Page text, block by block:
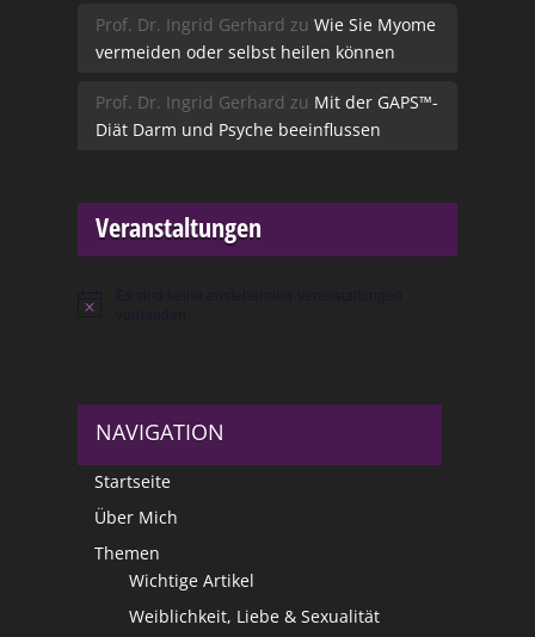
Prof. Dr. Ingrid Gerhard zu Wie Sie Myome
vermeiden oder selbst heilen können
Prof. Dr. Ingrid Gerhard zu Mit der GAPS™-
Diät Darm und Psyche beeinflussen
Veranstaltungen
Hinweis
NAVIGATION
Startseite
Über Mich
Themen
Wichtige Artikel
Weiblichkeit, Liebe & Sexualität